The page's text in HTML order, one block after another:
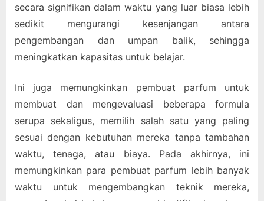
secara signifikan dalam waktu yang luar biasa lebih
sedikit mengurangi kesenjangan antara
pengembangan dan umpan balik, sehingga
meningkatkan kapasitas untuk belajar.
Ini juga memungkinkan pembuat parfum untuk
membuat dan mengevaluasi beberapa formula
serupa sekaligus, memilih salah satu yang paling
sesuai dengan kebutuhan mereka tanpa tambahan
waktu, tenaga, atau biaya. Pada akhirnya, ini
memungkinkan para pembuat parfum lebih banyak
waktu untuk mengembangkan teknik mereka,